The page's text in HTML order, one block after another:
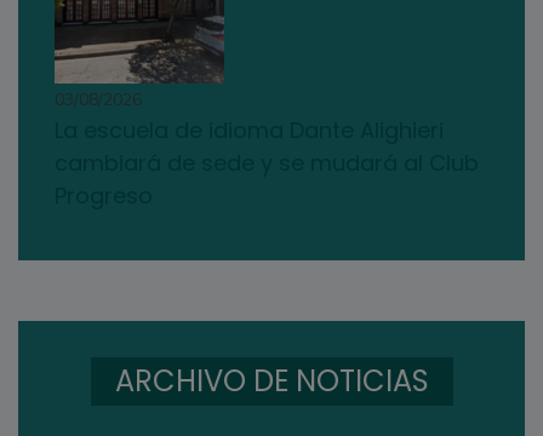
03/08/2026
ARCHIVO DE NOTICIAS